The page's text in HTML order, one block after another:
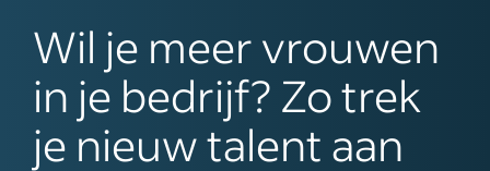
Wil je meer vrouwen
in je bedrijf? Zo trek
je nieuw talent aan